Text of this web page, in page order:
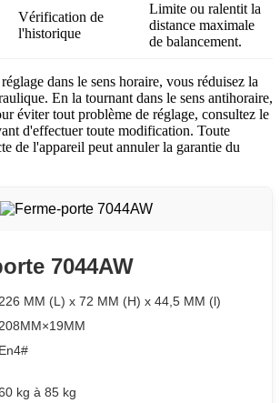
Vérification de
l'historique
Limite ou ralentit la
distance maximale
de balancement.
dans le sens horaire, vous réduisez la
En la tournant dans le sens antihoraire,
éviter tout problème de réglage, consultez le
d'effectuer toute modification. Toute
de l'appareil peut annuler la garantie du
7044AW
MM (L) x 72 MM (H) x 44,5 MM (l)
En4#
kg à 85 kg